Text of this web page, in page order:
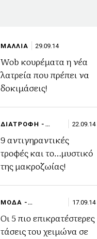
ΜΑΛΛΙΑ 29.09.14
Wob κουρέματα η νέα
λατρεία που πρέπει να
δοκιμάσεις!
ΔΙΑΤΡΟΦΗ -
22.09.14
9 αντιγηραντικές
τροφές και το…μυστικό
της μακροζωίας!
ΜΟΔΑ -
17.09.14
Οι 5 πιο επικρατέστερες
τάσεις του χειμώνα σε